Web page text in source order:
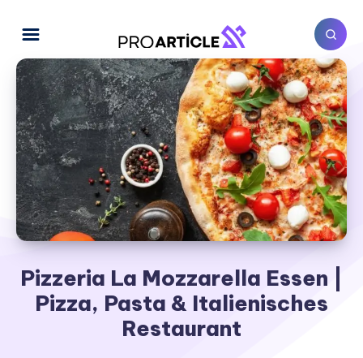
Pizzeria La Mozzarella Essen |
Pizza, Pasta & Italienisches
Restaurant